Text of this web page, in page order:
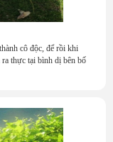
cô độc, để rồi khi
thực tại bình dị bên bố